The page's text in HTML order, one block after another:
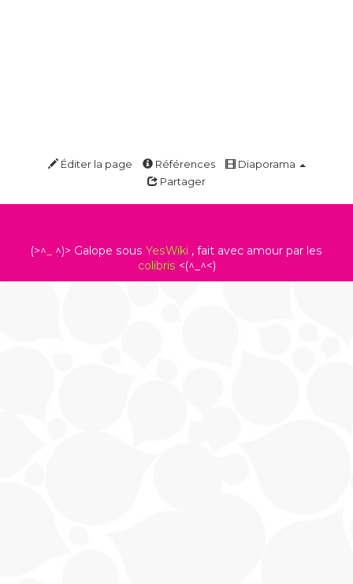
Éditer la page Références
Diaporama
Partager
(>^ ^)> Galope sous YesWiki , fait avec amour par les
colibris <(^_^<)